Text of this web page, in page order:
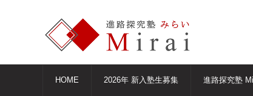
HOME 2026年 新入塾生募集 進路探究塾